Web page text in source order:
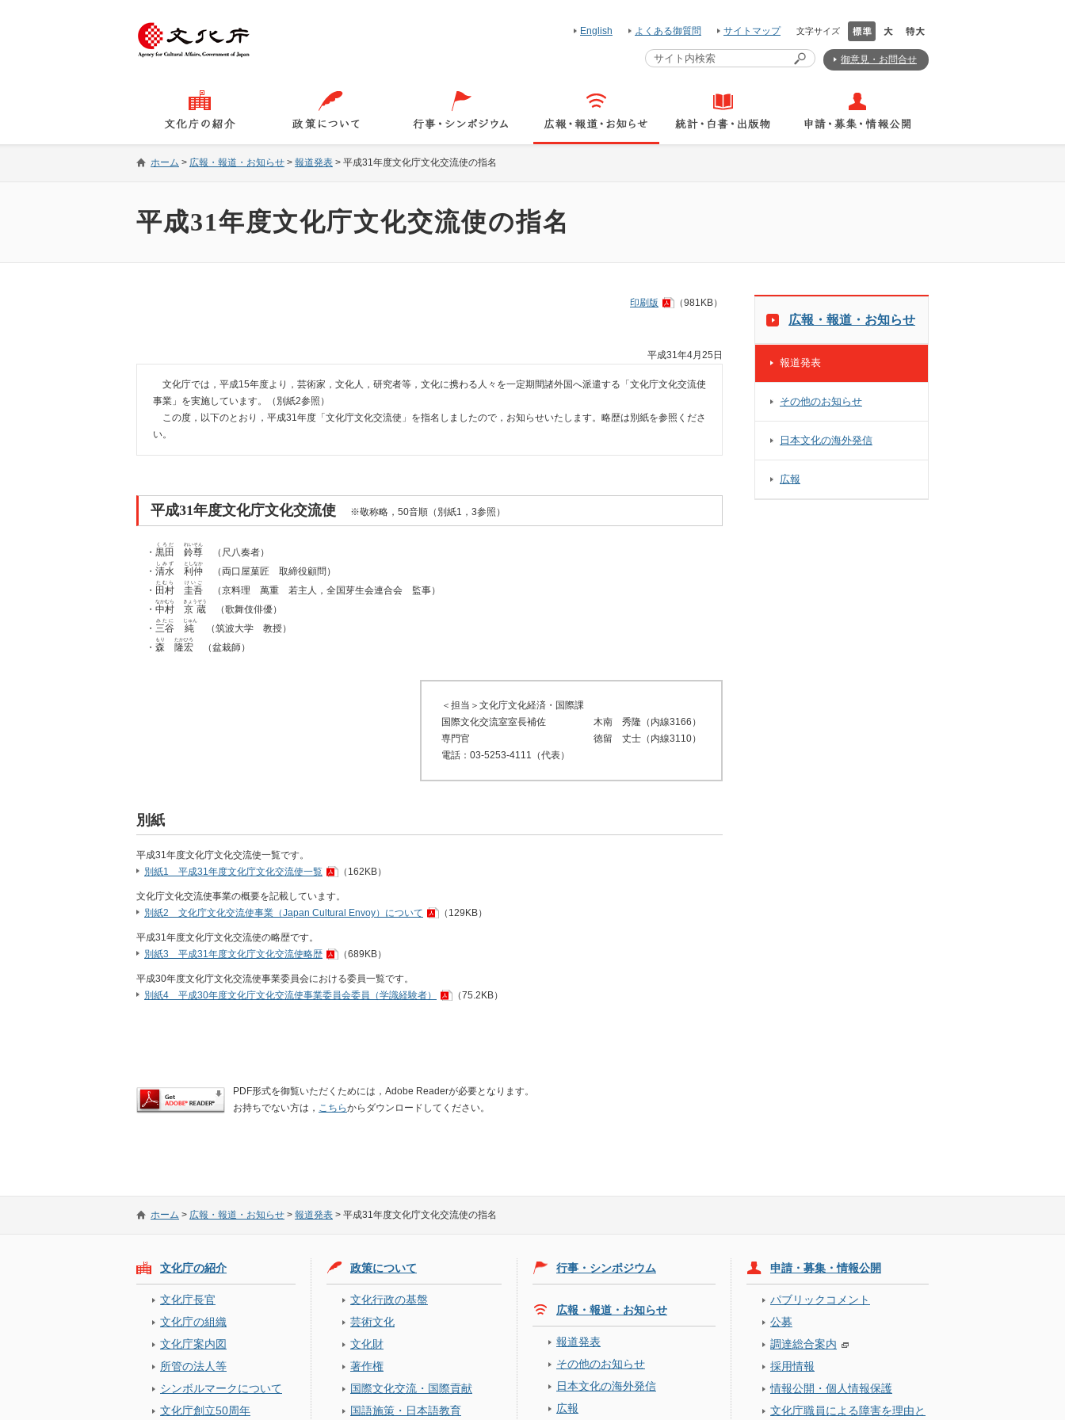
English よくある御質問 サイトマップ 文字サイズ
御意見・お問合せ
ホーム > 広報・報道・お知らせ > 報道発表 > 平成31年度文化庁文化交流使の指名
平成31年度文化庁文化交流使の指名
印刷版 （981KB）
平成31年4月25日
文化庁では，平成15年度より，芸術家，文化人，研究者等，文化に携わる人々を一定期間諸外国へ派遣する「文化庁文化交流使
事業」を実施しています。（別紙2参照）
この度，以下のとおり，平成31年度「文化庁文化交流使」を指名しましたので，お知らせいたします。略歴は別紙を参照くださ
い。
平成31年度文化庁文化交流使 ※敬称略，50音順（別紙1，3参照）
・ 黒田
くろだ
鈴尊
れいそん
（尺八奏者）
・ 清水
しみず
利仲
としなか
（両口屋菓匠 取締役顧問）
・ 田村
たむら
圭吾
けいご
（京料理 萬重 若主人，全国芽生会連合会 監事）
・ 中村
なかむら
京蔵
きょうぞう
（歌舞伎俳優）
・ 三谷
みたに
純
じゅん
（筑波大学 教授）
・ 森
もり
隆宏
たかひろ
（盆栽師）
＜担当＞文化庁文化経済・国際課
国際文化交流室室長補佐
木南
秀隆（内線3166）
専門官
徳留
丈士（内線3110）
電話：03-5253-4111（代表）
別紙
平成31年度文化庁文化交流使一覧です。
別紙1 平成31年度文化庁文化交流使一覧
（162KB）
文化庁文化交流使事業の概要を記載しています。
別紙2 文化庁文化交流使事業（Japan Cultural Envoy）について
（129KB）
平成31年度文化庁文化交流使の略歴です。
別紙3 平成31年度文化庁文化交流使略歴
（689KB）
平成30年度文化庁文化交流使事業委員会における委員一覧です。
別紙4 平成30年度文化庁文化交流使事業委員会委員（学識経験者）
（75.2KB）
PDF形式を御覧いただくためには，Adobe Readerが必要となります。
お持ちでない方は， こちらからダウンロードしてください。
広報・報道・お知らせ
報道発表
その他のお知らせ
日本文化の海外発信
広報
ホーム > 広報・報道・お知らせ > 報道発表 > 平成31年度文化庁文化交流使の指名
文化庁の紹介
文化庁長官
文化庁の組織
文化庁案内図
所管の法人等
シンボルマークについて
文化庁創立50周年
政策について
文化行政の基盤
芸術文化
文化財
著作権
国際文化交流・国際貢献
国語施策・日本語教育
行事・シンポジウム
広報・報道・お知らせ
報道発表
その他のお知らせ
日本文化の海外発信
広報
申請・募集・情報公開
パブリックコメント
公募
調達総合案内
採用情報
情報公開・個人情報保護
文化庁職員による障害を理由と